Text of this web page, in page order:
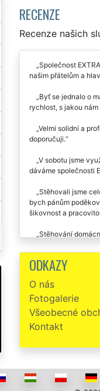
RECENZE
Recenze našich
Společnost
našim přátelům a
Byť se jednalo o
rychlost, s jakou
Velmi solidní a
doporučuji.
V sobotu jsme
dáváme společnosti
Stěhovali jsme
bych pánům
šikovnost a
Stěhování
Tato společnost
jsme si domluvili
ODKAZY
O nás
Fotogalerie
Všeobecné
Kontakt